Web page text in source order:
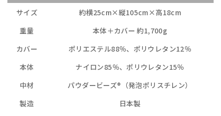
サイズ
約横25cm×縦105cm×高18cm
重量
本体＋カバー 約1,700g
カバー
ポリエステル88％、ポリウレタン12％
本体
ナイロン85％、ポリウレタン15％
中材
パウダービーズ®（発泡ポリスチレン）
製造
日本製